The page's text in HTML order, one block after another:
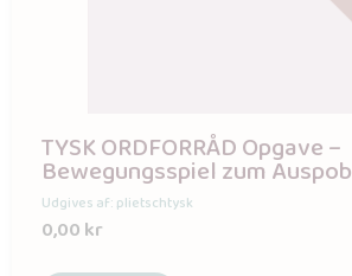
TYSK ORDFORRÅD Opgave –
Bewegungsspiel zum
Udgives af: plietschtysk
0,00kr